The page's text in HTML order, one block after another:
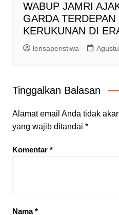
WABUP JAMRI
GARDA TERDEPAN
KERUKUNAN DI
lensaperistiwa
Tinggalkan Balasan
Alamat email Anda tidak
yang wajib ditandai *
Komentar *
Nama*